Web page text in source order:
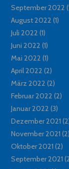
September 2022
August 2022 (1)
Juli 2022 (1)
Juni 2022 (1)
Mai 2022 (1)
April 2022 (2)
März 2022 (2)
Februar 2022 (2)
Januar 2022 (3)
Dezember 2021
November 2021 (2)
Oktober 2021 (2)
September 2021